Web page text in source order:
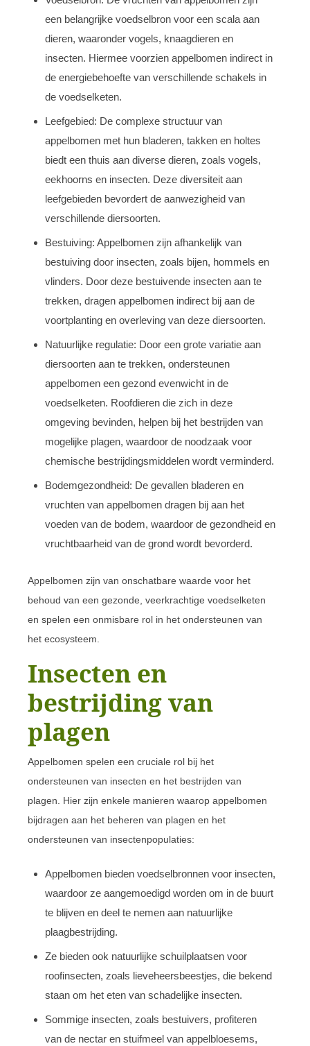
een belangrijke voedselbron voor een scala aan
dieren, waaronder vogels, knaagdieren en
insecten. Hiermee voorzien appelbomen indirect in
de energiebehoefte van verschillende schakels in
de voedselketen.
Leefgebied: De complexe structuur van
appelbomen met hun bladeren, takken en holtes
biedt een thuis aan diverse dieren, zoals vogels,
eekhoorns en insecten. Deze diversiteit aan
leefgebieden bevordert de aanwezigheid van
verschillende diersoorten.
Bestuiving: Appelbomen zijn afhankelijk van
bestuiving door insecten, zoals bijen, hommels en
vlinders. Door deze bestuivende insecten aan te
trekken, dragen appelbomen indirect bij aan de
voortplanting en overleving van deze diersoorten.
Natuurlijke regulatie: Door een grote variatie aan
diersoorten aan te trekken, ondersteunen
appelbomen een gezond evenwicht in de
voedselketen. Roofdieren die zich in deze
omgeving bevinden, helpen bij het bestrijden van
mogelijke plagen, waardoor de noodzaak voor
chemische bestrijdingsmiddelen wordt verminderd.
Bodemgezondheid: De gevallen bladeren en
vruchten van appelbomen dragen bij aan het
voeden van de bodem, waardoor de gezondheid en
vruchtbaarheid van de grond wordt bevorderd.
Appelbomen zijn van onschatbare waarde voor het
behoud van een gezonde, veerkrachtige voedselketen
en spelen een onmisbare rol in het ondersteunen van
het ecosysteem.
Insecten en
bestrijding van
plagen
Appelbomen spelen een cruciale rol bij het
ondersteunen van insecten en het bestrijden van
plagen. Hier zijn enkele manieren waarop appelbomen
bijdragen aan het beheren van plagen en het
ondersteunen van insectenpopulaties:
Appelbomen bieden voedselbronnen voor insecten,
waardoor ze aangemoedigd worden om in de buurt
te blijven en deel te nemen aan natuurlijke
plaagbestrijding.
Ze bieden ook natuurlijke schuilplaatsen voor
roofinsecten, zoals lieveheersbeestjes, die bekend
staan ​​om het eten van schadelijke insecten.
Sommige insecten, zoals bestuivers, profiteren
van de nectar en stuifmeel van appelbloesems,